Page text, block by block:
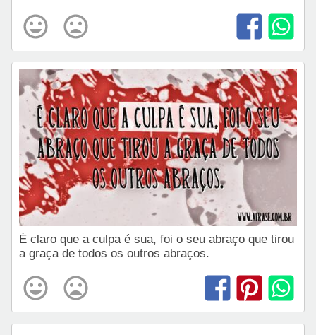
É claro que a culpa é sua, foi o seu abraço que tirou
a graça de todos os outros abraços.